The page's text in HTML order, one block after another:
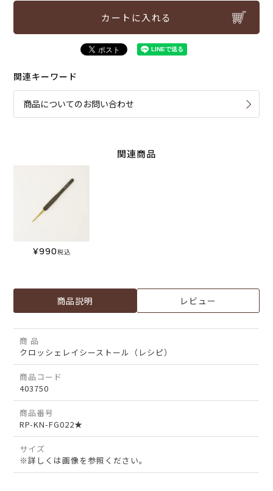
カートに入れる
関連キーワード
商品についてのお問い合わせ
関連商品
¥990税込
商品説明 レビュー
商 品
クロッシェレイシーストール（レシピ）
商品コード
403750
商品番号
RP-KN-FG022★
サイズ
※詳しくは画像を参照ください。